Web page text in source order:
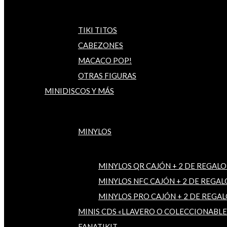
TIKI TITOS
CABEZONES
MACACO POP!
OTRAS FIGURAS
MINIDISCOS Y MÁS
MINYLOS
MINYLOS QR CAJÓN + 2 DE
MINYLOS NFC CAJÓN + 2 DE
MINYLOS PRO CAJÓN + 2 DE
MINIS CDS «LLAVERO O